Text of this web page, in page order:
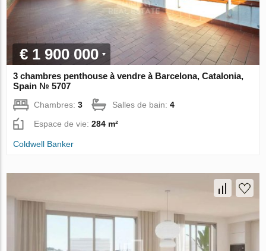
€ 1 900 000
3 chambres penthouse à vendre à Barcelona, Catalonia,
Spain № 5707
Chambres:3 Salles de bain:4
Espace de vie:284 m²
Coldwell Banker